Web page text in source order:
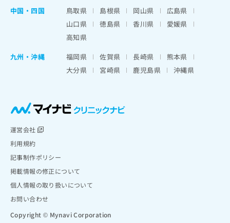
中国・四国
鳥取県 島根県 岡山県
広島県
山口県
徳島県 香川県
愛媛県
高知県
九州・沖縄
福岡県 佐賀県 長崎県
熊本県
大分県
宮崎県 鹿児島県 沖縄県
運営会社
利用規約
記事制作ポリシー
掲載情報の修正について
個人情報の取り扱いについて
お問い合わせ
Copyright © Mynavi Corporation